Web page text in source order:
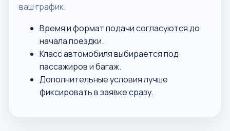
ваш график.
Время и формат подачи согласуются до
начала поездки.
Класс автомобиля выбирается под
пассажиров и багаж.
Дополнительные условия лучше
фиксировать в заявке сразу.